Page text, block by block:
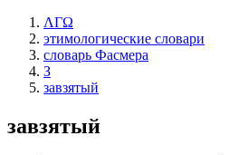
ΛΓΩ
этимологические словари
словарь Фасмера
З
завзятый
завзятый